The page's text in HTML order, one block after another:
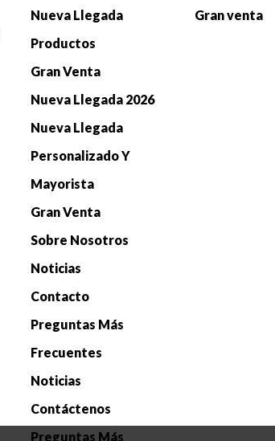
Nueva Llegada
Productos
Gran Venta
Nueva Llegada 2026
Nueva Llegada
Personalizado Y
Mayorista
Gran Venta
Sobre Nosotros
Noticias
Contacto
Preguntas Más
Frecuentes
Noticias
Contáctenos
Preguntas Más
Gran venta